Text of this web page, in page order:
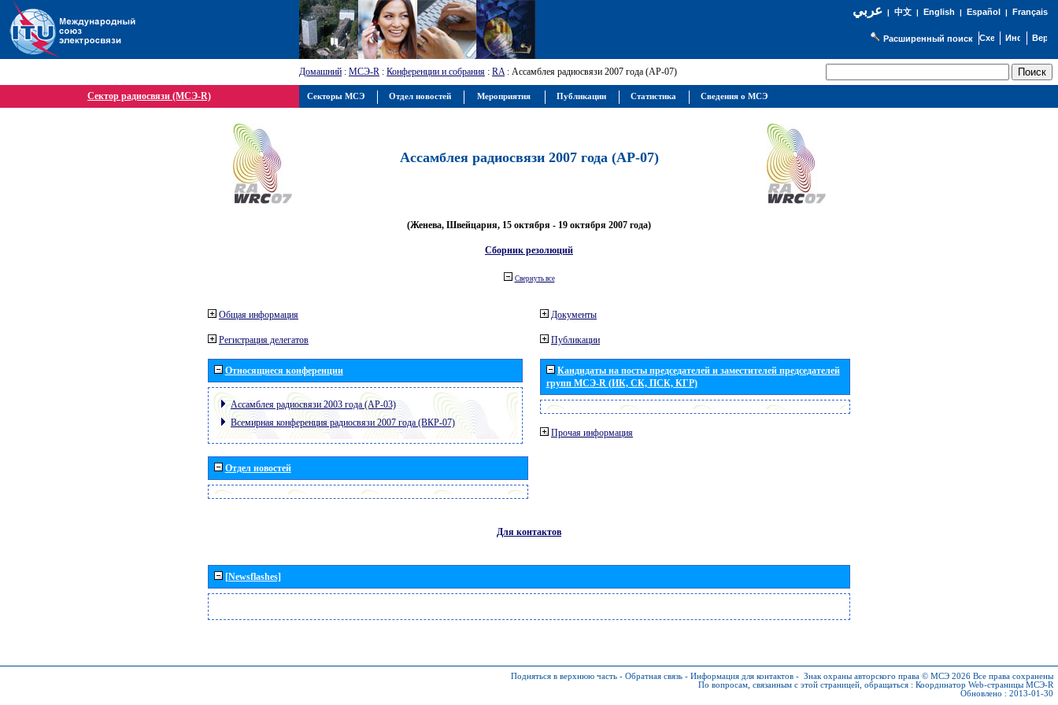
عربي| 中文| English | Español | Français
Расширенный поиск
Домашний : МСЭ-R : Конференции и собрания : RA: Ассамблея радиосвязи 2007 года (АР-07)
Сектор радиосвязи (МСЭ-R)
Ассамблея радиосвязи 2007 года (АР-07)
(Женева, Швейцария, 15 октября - 19 октября 2007 года)
Сборник резолюций
Свернуть все
Общая информация
Регистрация делегатов
Относящиеся конференции
Ассамблея радиосвязи 2003 года (АР-03)
Всемирная конференция радиосвязи 2007 года (ВКР-07)
Отдел новостей
Документы
Публикации
Кандидаты на посты председателей и заместителей председателей
групп МСЭ-R (ИК, СК, ПСК, КГР)
Прочая информация
Для контактов
[Newsflashes]
Подняться в верхнюю часть - Обратная связь - Информация для контактов - Знак охраны авторского права © МСЭ 2026 Все права сохранены
По вопросам, связанным с этой страницей, обращаться : Координатор Web-страницы МСЭ-R
Обновлено : 2013-01-30
Секторы МСЭ Отдел новостей Мероприятия Публикации Статистика Сведения о МСЭ